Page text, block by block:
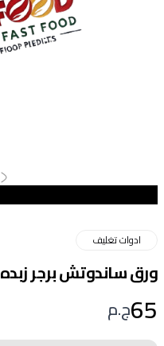
ادوات تغليف
ورق ساندوتش برجر زبده 100
65ج.م